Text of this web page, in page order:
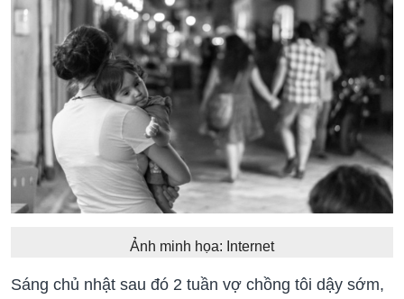
Ảnh minh họa: Internet
Sáng chủ nhật sau đó 2 tuần vợ chồng tôi dậy sớm,